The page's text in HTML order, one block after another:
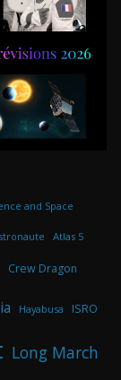
and Space
Atlas 5
Crew Dragon
Hayabusa ISRO
Long March